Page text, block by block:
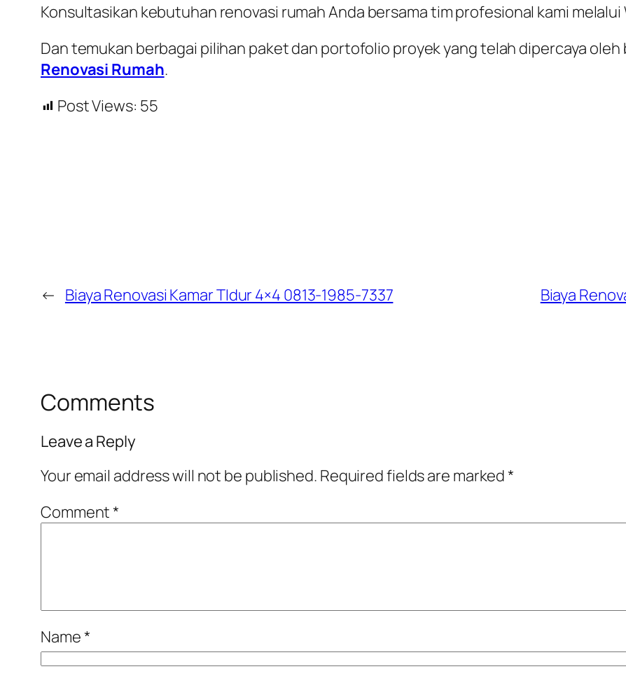
Konsultasikan kebutuhan renovasi rumah Anda bersama tim profesional kami
Dan temukan berbagai pilihan paket dan portofolio proyek yang telah dipercaya
Renovasi Rumah.
Post Views: 55
← Biaya Renovasi Kamar TIdur 4×4 0813-1985-7337 Biaya
Comments
Leave a Reply
Your email address will not be published. Required fields are marked*
Comment*
Name*